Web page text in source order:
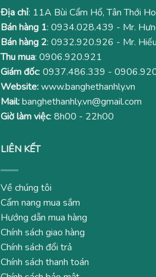
Địa chỉ: 11A Bùi Cẩm Hổ, Tân Thới
Bán hàng 1: 0934.028.439 - Mr.
Bán hàng 2: 0932.920.926 - Mr. Hiếu
Thu mua: 0906.920.921
Giám đốc: 0937.486.339 -
Website:www.banghethanhly.vn
Mail:banghethanhly.vn@gmail.com
Giờ làm việc: 8h00 - 22h00
LIÊN KẾT
Về chúng tôi
Cẩm nang mua sắm
Hướng dẫn mua hàng
Chính sách giao hàng
Chính sách đổi trả
Chính sách thanh toán